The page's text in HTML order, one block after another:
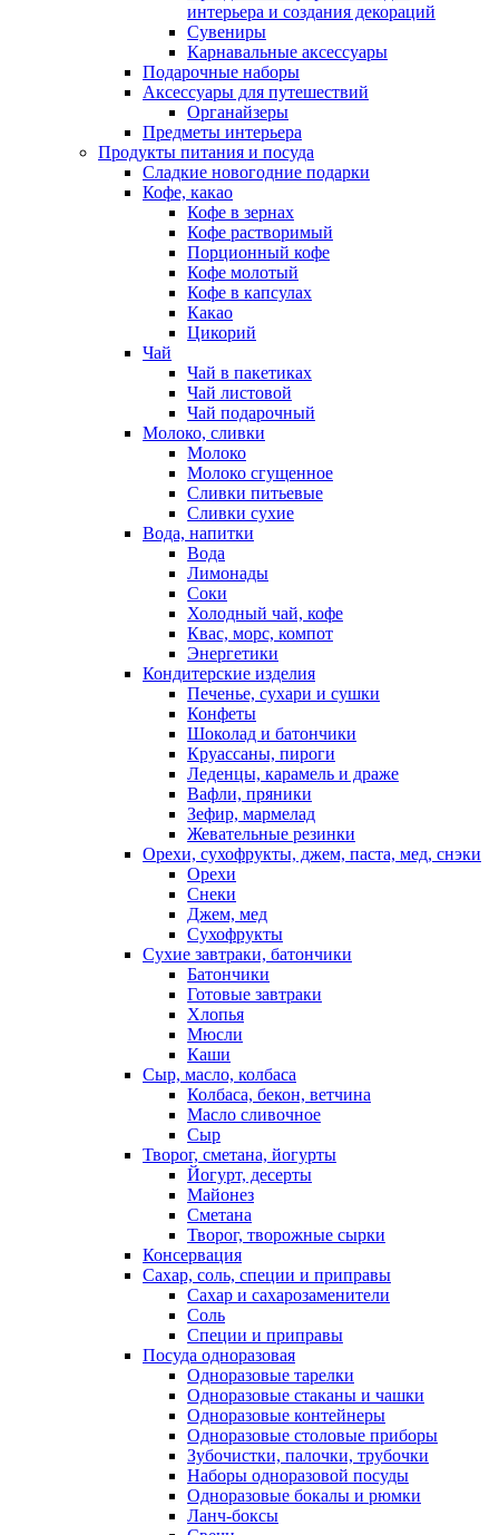
интерьера и создания декораций
Сувениры
Карнавальные аксессуары
Подарочные наборы
Аксессуары для путешествий
Органайзеры
Предметы интерьера
Продукты питания и посуда
Сладкие новогодние подарки
Кофе, какао
Кофе в зернах
Кофе растворимый
Порционный кофе
Кофе молотый
Кофе в капсулах
Какао
Цикорий
Чай
Чай в пакетиках
Чай листовой
Чай подарочный
Молоко, сливки
Молоко
Молоко сгущенное
Сливки питьевые
Сливки сухие
Вода, напитки
Вода
Лимонады
Соки
Холодный чай, кофе
Квас, морс, компот
Энергетики
Кондитерские изделия
Печенье, сухари и сушки
Конфеты
Шоколад и батончики
Круассаны, пироги
Леденцы, карамель и драже
Вафли, пряники
Зефир, мармелад
Жевательные резинки
Орехи, сухофрукты, джем, паста, мед, снэки
Орехи
Снеки
Джем, мед
Сухофрукты
Сухие завтраки, батончики
Батончики
Готовые завтраки
Хлопья
Мюсли
Каши
Сыр, масло, колбаса
Колбаса, бекон, ветчина
Масло сливочное
Сыр
Творог, сметана, йогурты
Йогурт, десерты
Майонез
Сметана
Творог, творожные сырки
Консервация
Сахар, соль, специи и приправы
Сахар и сахарозаменители
Соль
Специи и приправы
Посуда одноразовая
Одноразовые тарелки
Одноразовые стаканы и чашки
Одноразовые контейнеры
Одноразовые столовые приборы
Зубочистки, палочки, трубочки
Наборы одноразовой посуды
Одноразовые бокалы и рюмки
Ланч-боксы